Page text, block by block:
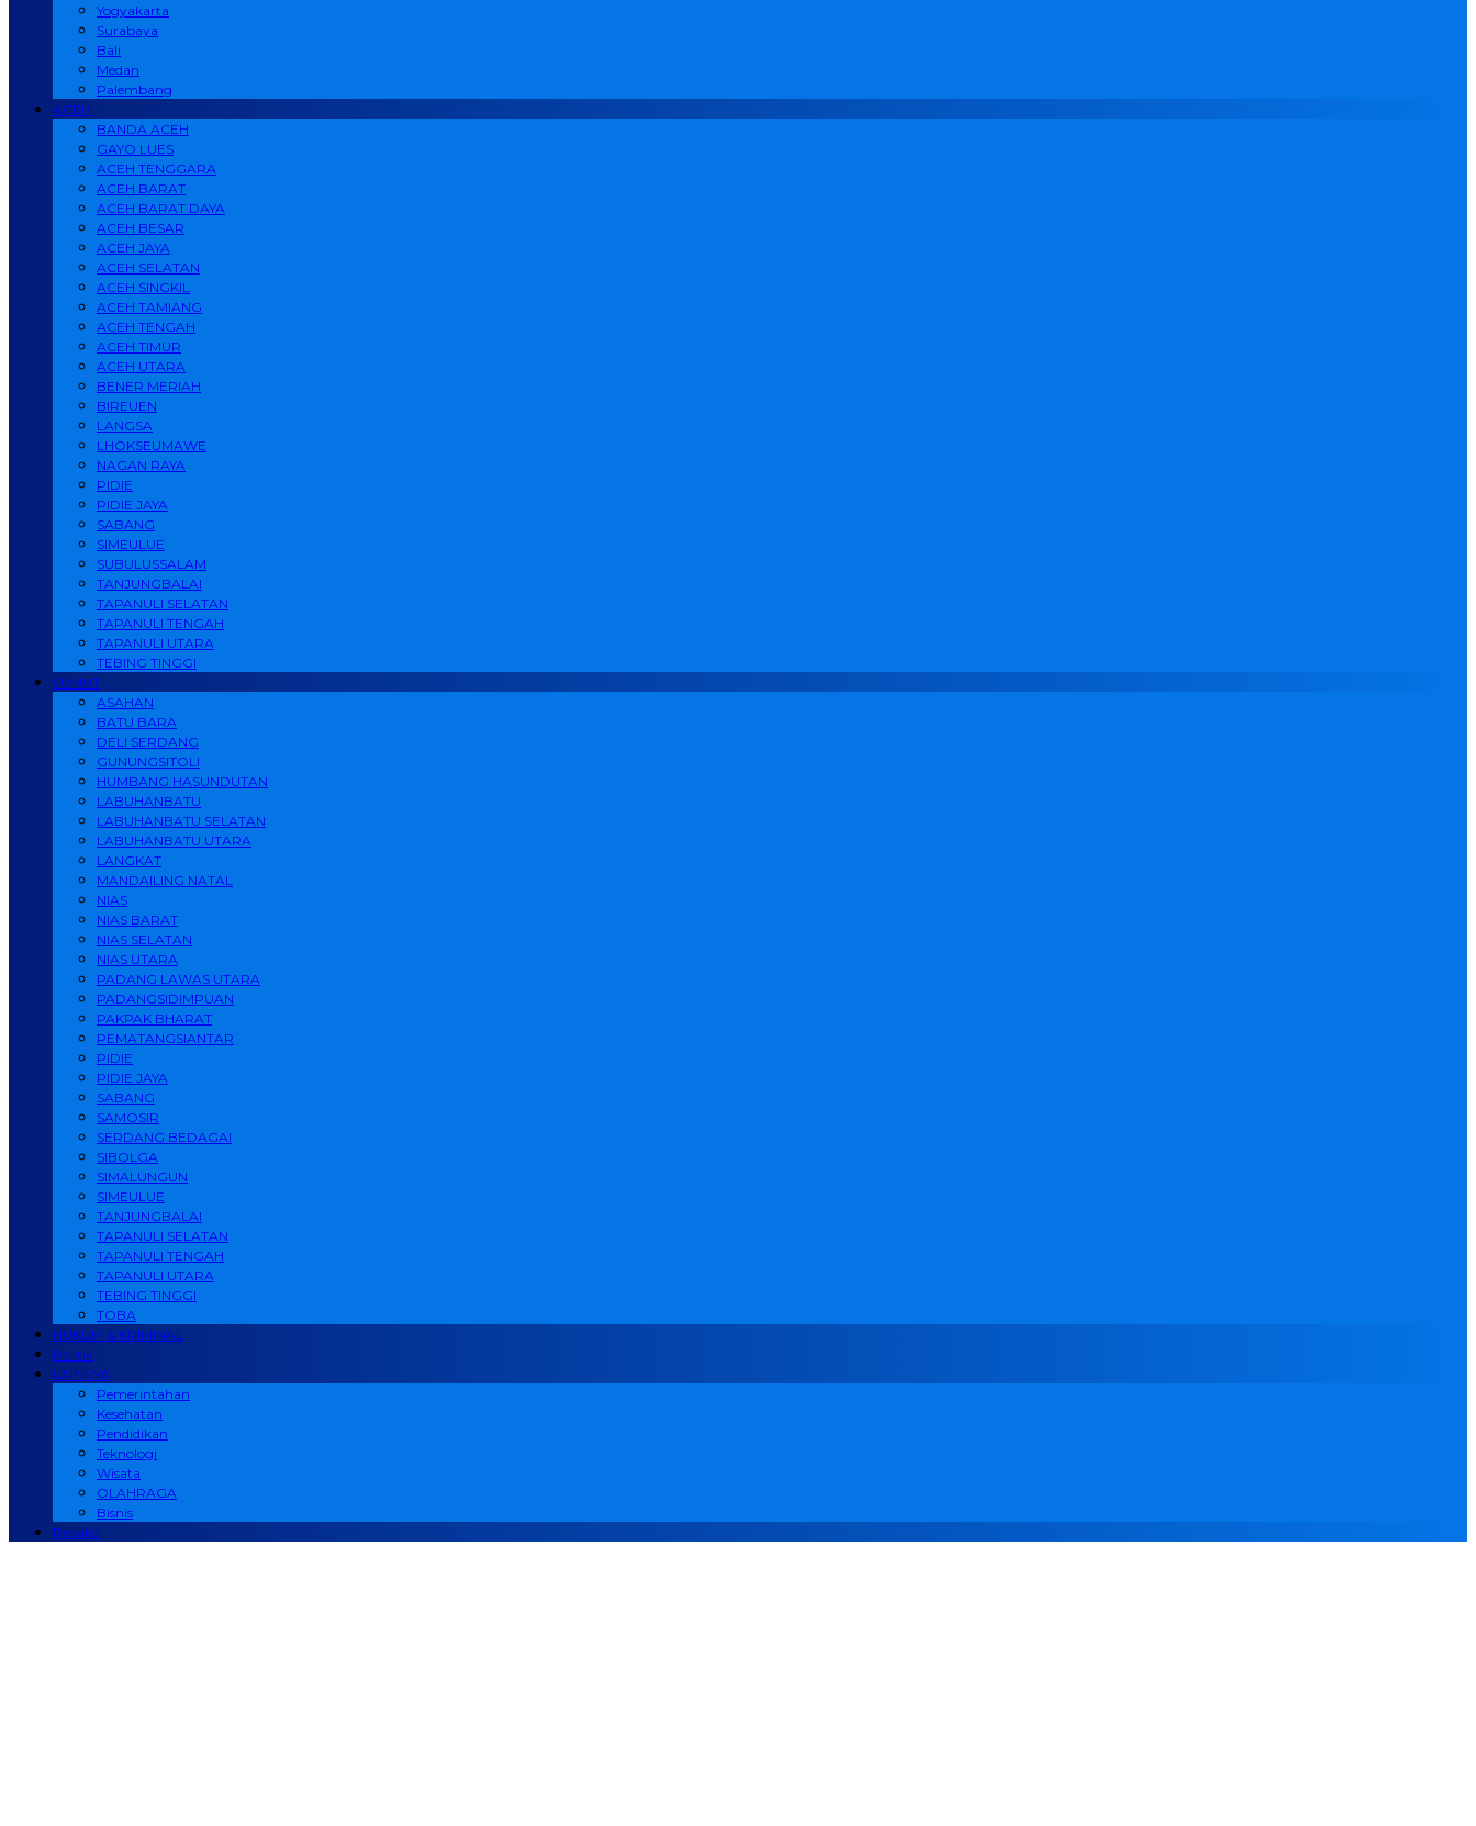
Yogyakarta
Surabaya
Bali
Medan
Palembang
ACEH
BANDA ACEH
GAYO LUES
ACEH TENGGARA
ACEH BARAT
ACEH BARAT DAYA
ACEH BESAR
ACEH JAYA
ACEH SELATAN
ACEH SINGKIL
ACEH TAMIANG
ACEH TENGAH
ACEH TIMUR
ACEH UTARA
BENER MERIAH
BIREUEN
LANGSA
LHOKSEUMAWE
NAGAN RAYA
PIDIE
PIDIE JAYA
SABANG
SIMEULUE
SUBULUSSALAM
TANJUNGBALAI
TAPANULI SELATAN
TAPANULI TENGAH
TAPANULI UTARA
TEBING TINGGI
SUMUT
ASAHAN
BATU BARA
DELI SERDANG
GUNUNGSITOLI
HUMBANG HASUNDUTAN
LABUHANBATU
LABUHANBATU SELATAN
LABUHANBATU UTARA
LANGKAT
MANDAILING NATAL
NIAS
NIAS BARAT
NIAS SELATAN
NIAS UTARA
PADANG LAWAS UTARA
PADANGSIDIMPUAN
PAKPAK BHARAT
PEMATANGSIANTAR
PIDIE
PIDIE JAYA
SABANG
SAMOSIR
SERDANG BEDAGAI
SIBOLGA
SIMALUNGUN
SIMEULUE
TANJUNGBALAI
TAPANULI SELATAN
TAPANULI TENGAH
TAPANULI UTARA
TEBING TINGGI
TOBA
HUKUM & KRIMINAL
Politik
LAINNYA
Pemerintahan
Kesehatan
Pendidikan
Teknologi
Wisata
OLAHRAGA
Bisnis
Redaksi